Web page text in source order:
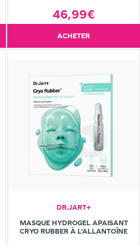
46,99€
ACHETER
DR.JART+
MASQUE HYDROGEL APAISANT
CRYO RUBBER À L'ALLANTOÏNE